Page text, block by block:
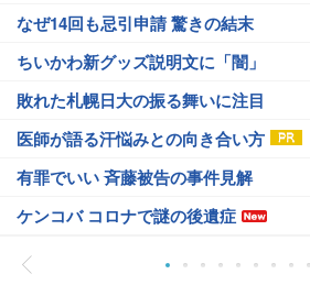
なぜ14回も忌引申請 驚きの結末
ちいかわ新グッズ説明文に「闇」
敗れた札幌日大の振る舞いに注目
医師が語る汗悩みとの向き合い方
有罪でいい 斉藤被告の事件見解
ケンコバ コロナで謎の後遺症